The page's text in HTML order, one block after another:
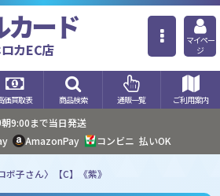
カード
カEC店
マイペー
ジ
価買取表 商品検索 通販一覧 ご利用案内
朝9:00まで当日発送
AmazonPay コンビニ 払いOK
ボ子さん〉【C】《紫》